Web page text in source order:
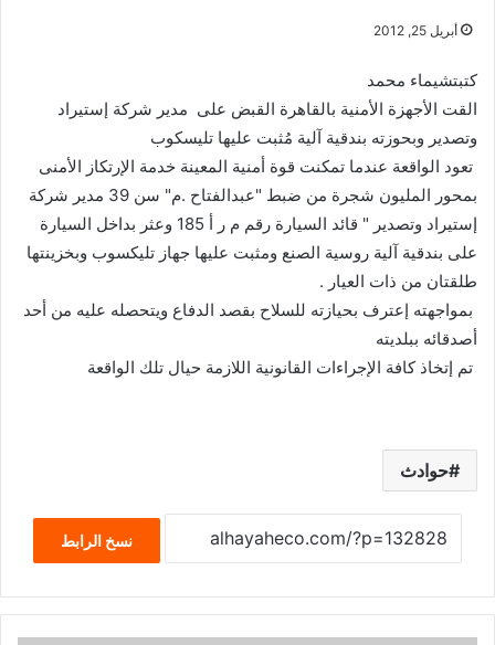
أبريل 25, 2012
كتبتشيماء محمد
القت الأجهزة الأمنية بالقاهرة القبض على مدير شركة إستيراد
وتصدير وبحوزته بندقية آلية مُثبت عليها تليسكوب
تعود الواقعة عندما تمكنت قوة أمنية المعينة خدمة الإرتكاز الأمنى
بمحور المليون شجرة من ضبط "عبدالفتاح .م" سن 39 مدير شركة
إستيراد وتصدير " قائد السيارة رقم م ر أ 185 وعثر بداخل السيارة
على بندقية آلية روسية الصنع ومثبت عليها جهاز تليكسوب وبخزينتها
طلقتان من ذات العيار .
بمواجهته إعترف بحيازته للسلاح بقصد الدفاع ويتحصله عليه من أحد
أصدقائه ببلديته
تم إتخاذ كافة الإجراءات القانونية اللازمة حيال تلك الواقعة
حوادث
نسخ الرابط